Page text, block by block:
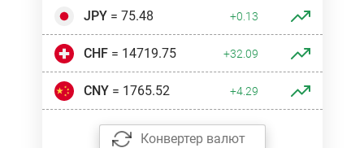
JPY= 75.48 +0.13
CHF= 14719.75 +32.09
CNY= 1765.52 +4.29
Конвертер валют